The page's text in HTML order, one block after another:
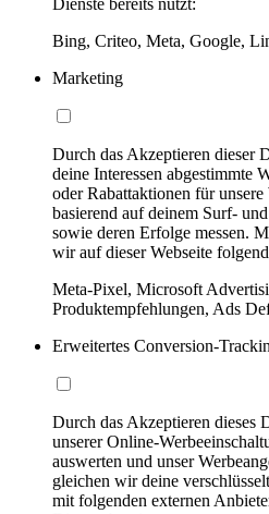
Dienste bereits nutzt:
Bing, Criteo, Meta, Google,
Marketing
Durch das Akzeptieren dieser
deine Interessen abgestimmte
oder Rabattaktionen für
basierend auf deinem Surf-
sowie deren Erfolge messen.
wir auf dieser Webseite
Meta-Pixel, Microsoft
Produktempfehlungen, Ads
Erweitertes Conversion-
Durch das Akzeptieren dieses
unserer Online-
auswerten und unser
gleichen wir deine
mit folgenden externen